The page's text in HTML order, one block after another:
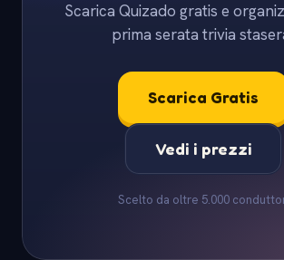
Scarica Quizado gratis e
prima serata trivia
Scarica Gratis
Vedi i prezzi
Scelto da oltre 5.000